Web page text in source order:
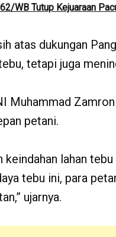
WB Tutup Kejuaraan
atas dukungan
tetapi juga
Muhammad
petani.
keindahan lahan
tebu ini, para
ujarnya.